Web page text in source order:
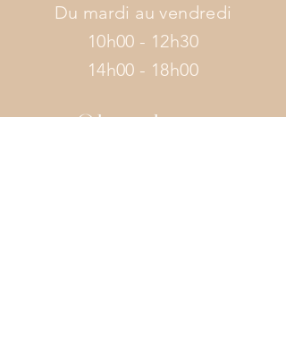
Du mardi au vendredi
10h00 - 12h30
14h00 - 18h00